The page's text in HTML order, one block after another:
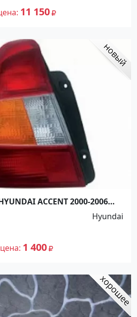
11 150
ACCENT 2000-2006
Hyundai
цена 1 400